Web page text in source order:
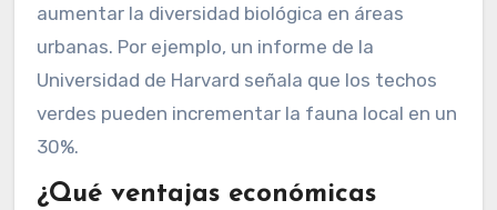
aumentar la diversidad biológica en áreas
urbanas. Por ejemplo, un informe de la
Universidad de Harvard señala que los techos
verdes pueden incrementar la fauna local en un
30%.
¿Qué ventajas económicas